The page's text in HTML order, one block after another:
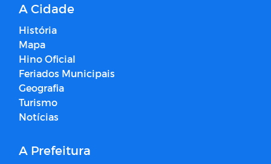
A Cidade
História
Mapa
Hino Oficial
Feriados Municipais
Geografia
Turismo
Notícias
A Prefeitura